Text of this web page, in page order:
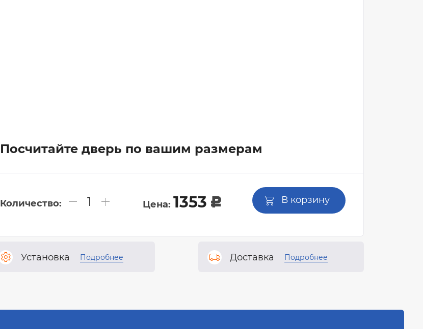
Посчитайте дверь по вашим размерам
Количество: Цена: 1353 c В корзину
Установка Подробнее Доставка Подробнее